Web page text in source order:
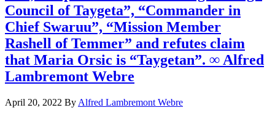
Council of Taygeta”, “Commander in
Chief Swaruu”, “Mission Member
Rashell of Temmer” and refutes claim
that Maria Orsic is “Taygetan”. ∞ Alfred
Lambremont Webre
April 20, 2022 By Alfred Lambremont Webre